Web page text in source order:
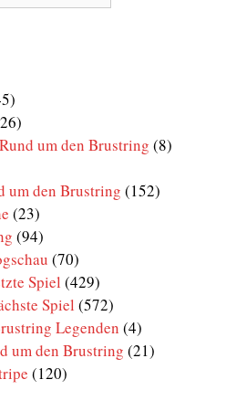
um den Brustring (8)
um den Brustring (152)
(23)
(94)
(70)
Spiel (429)
Spiel (572)
Legenden (4)
um den Brustring (21)
(120)